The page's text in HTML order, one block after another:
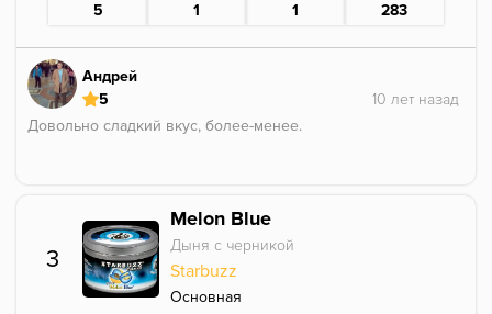
5 1 1 283
Андрей
5
Довольно сладкий вкус, более-менее.
3
Melon Blue
Дыня с черникой
Starbuzz
Основная